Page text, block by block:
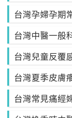
台灣孕婦孕期
台灣中醫一般
台灣兒童反覆
台灣夏季皮膚
台灣常見痛經